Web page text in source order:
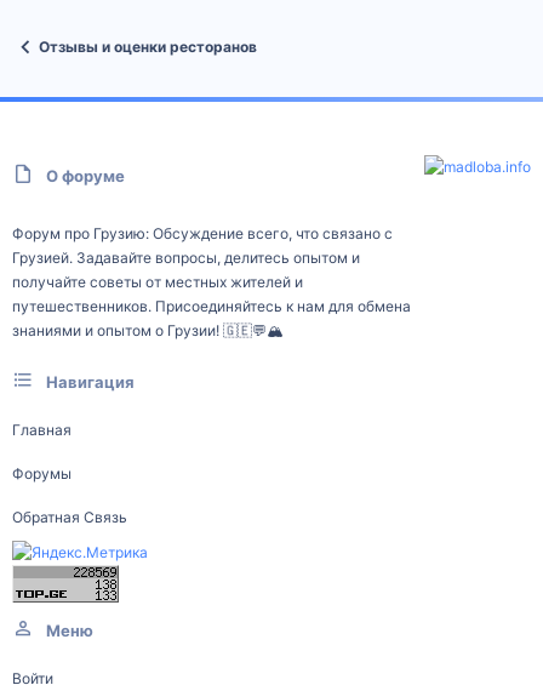
Отзывы и оценки ресторанов
О форуме
Форум про Грузию: Обсуждение всего, что связано с
Грузией. Задавайте вопросы, делитесь опытом и
получайте советы от местных жителей и
путешественников. Присоединяйтесь к нам для обмена
знаниями и опытом о Грузии! 🇬🇪💬🏔️
Навигация
Главная
Форумы
Обратная Связь
Меню
Войти